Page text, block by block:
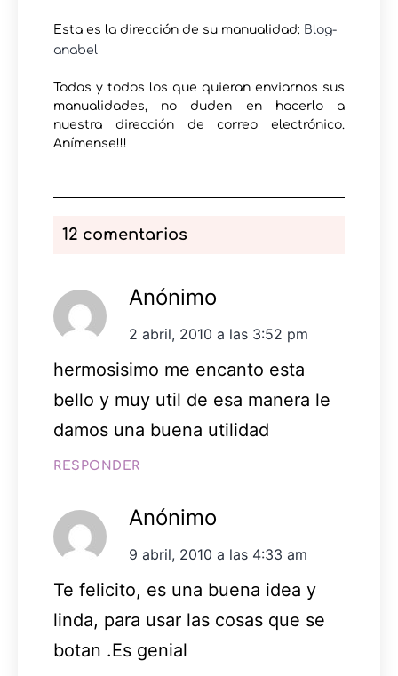
Esta es la dirección de su manualidad: Blog-
anabel
Todas y todos los que quieran enviarnos sus
manualidades, no duden en hacerlo a
nuestra dirección de correo electrónico.
Anímense!!!
12 comentarios
Anónimo
2 abril, 2010 a las 3:52 pm
hermosisimo me encanto esta
bello y muy util de esa manera le
damos una buena utilidad
RESPONDER
Anónimo
9 abril, 2010 a las 4:33 am
Te felicito, es una buena idea y
linda, para usar las cosas que se
botan .Es genial